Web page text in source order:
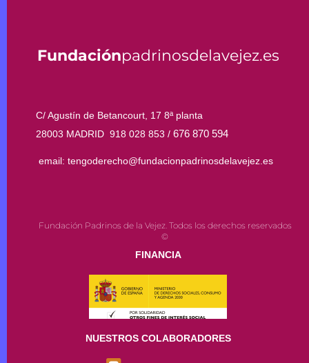
Fundaciónpadrinosdelavejez.es
C/ Agustín de Betancourt, 17 8ª planta
28003 MADRID 918 028 853 /676 870 594
email: tengoderecho@fundacionpadrinosdelavejez.es
Fundación Padrinos de la Vejez. Todos los derechos reservados
©
FINANCIA
NUESTROS COLABORADORES